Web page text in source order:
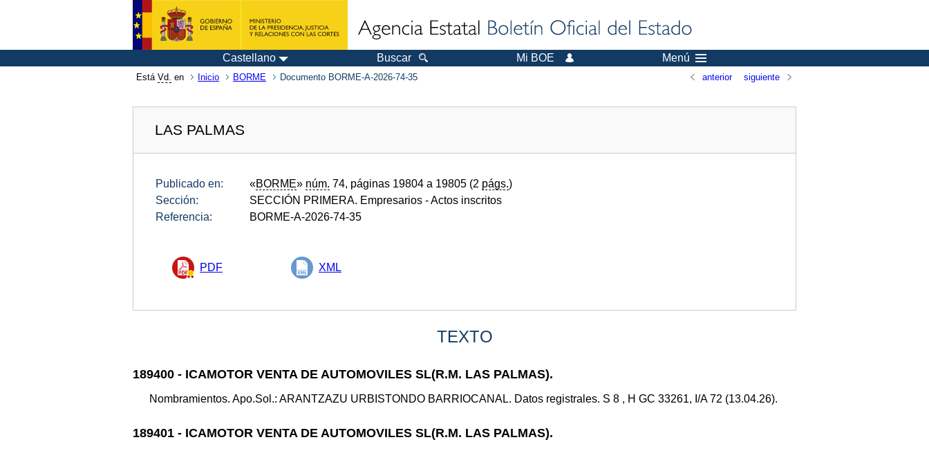
Castellano Buscar Mi BOE Menú
Está Vd. en Inicio BORME Documento BORME-A-2026-74-35 anterior siguiente
LAS PALMAS
Publicado en: «BORME» núm. 74, páginas 19804 a 19805 (2 págs.)
Sección:
SECCIÓN PRIMERA. Empresarios - Actos inscritos
Referencia:
BORME-A-2026-74-35
PDF XML
TEXTO
189400 - ICAMOTOR VENTA DE AUTOMOVILES SL(R.M. LAS PALMAS).
Nombramientos. Apo.Sol.: ARANTZAZU URBISTONDO BARRIOCANAL. Datos registrales. S 8 , H GC 33261, I/A 72 (13.04.26).
189401 - ICAMOTOR VENTA DE AUTOMOVILES SL(R.M. LAS PALMAS).